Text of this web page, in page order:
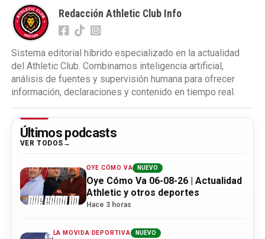
Redacción Athletic Club Info
Sistema editorial híbrido especializado en la actualidad
del Athletic Club. Combinamos inteligencia artificial,
análisis de fuentes y supervisión humana para ofrecer
información, declaraciones y contenido en tiempo real.
Últimos podcasts
VER TODOS
OYE CÓMO VA NUEVO
Oye Cómo Va 06-08-26 | Actualidad
Athletic y otros deportes
Hace 3 horas
LA MOVIDA DEPORTIVA NUEVO